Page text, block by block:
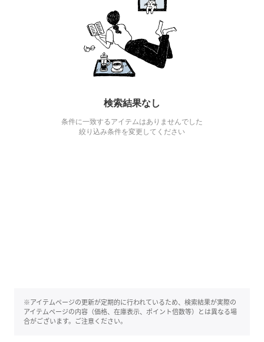
検索結果なし
条件に一致するアイテムはありませんでした
絞り込み条件を変更してください
※アイテムページの更新が定期的に行われているため、検索結果が実際の
アイテムページの内容（価格、在庫表示、ポイント倍数等）とは異なる場
合がございます。ご注意ください。